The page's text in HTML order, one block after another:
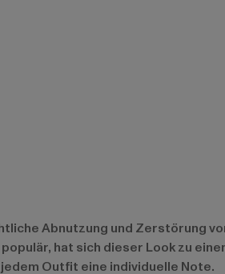
Abnutzung und Zerstörung
hat sich dieser Look zu
Outfit eine individuelle Note.